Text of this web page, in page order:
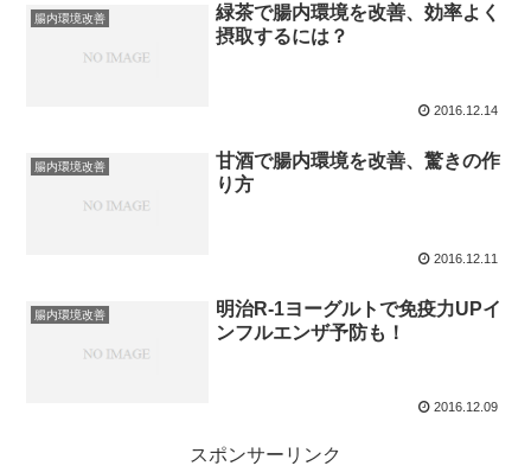
腸内環境改善
緑茶で腸内環境を改善、効率よく
摂取するには？
2016.12.14
腸内環境改善
甘酒で腸内環境を改善、驚きの作
り方
2016.12.11
腸内環境改善
明治R-1ヨーグルトで免疫力UPイ
ンフルエンザ予防も！
2016.12.09
スポンサーリンク